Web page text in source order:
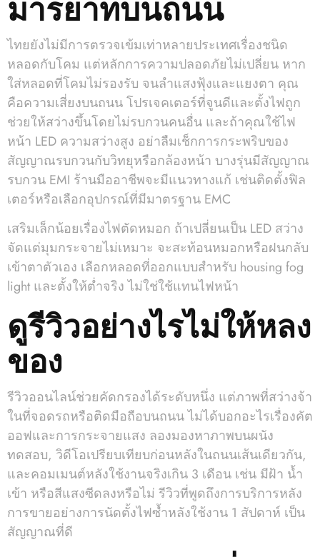
ไทยยังไม่มีการตรวจเข้มเท่าหลายประเทศเรื่องชนิด
หลอดกับโคม แต่หลักการความปลอดภัยไม่เปลี่ยน หาก
ใส่หลอดที่โคมไม่รองรับ จนลำแสงฟุ้งและแยงตา คุณ
คือความเสี่ยงบนถนน โปรเจคเตอร์ที่จูนดีและตั้งไฟถูก
ช่วยให้สว่างขึ้นโดยไม่รบกวนคนอื่น และถ้าคุณใช้ไฟ
หน้า LED ความสว่างสูง อย่าลืมเช็กการกระพริบของ
สัญญาณรบกวนกับวิทยุหรือกล้องหน้า บางรุ่นมีสัญญาณ
รบกวน EMI ร้านมืออาชีพจะมีแนวทางแก้ เช่นติดตั้งฟิล
เตอร์หรือเลือกอุปกรณ์ที่มีมาตรฐาน EMC
เสริมเล็กน้อยเรื่องไฟตัดหมอก ถ้าเปลี่ยนเป็น LED สว่าง
จัดแต่มุมกระจายไม่เหมาะ จะสะท้อนหมอกหรือฝนกลับ
เข้าตาตัวเอง เลือกหลอดที่ออกแบบสำหรับ housing fog
light และตั้งให้ต่ำจริง ไม่ใช่ใช้แทนไฟหน้า
ดูรีวิวอย่างไรไม่ให้หลง
ของ
รีวิวออนไลน์ช่วยคัดกรองได้ระดับหนึ่ง แต่ภาพที่สว่างจ้า
ในที่จอดรถหรือติดมือถือบนถนน ไม่ได้บอกอะไรเรื่องคัต
ออฟและการกระจายแสง ลองมองหาภาพบนผนัง
ทดสอบ, วิดีโอเปรียบเทียบก่อนหลังในถนนเส้นเดียวกัน,
และคอมเมนต์หลังใช้งานจริงเกิน 3 เดือน เช่น มีฝ้า น้ำ
เข้า หรือสีแสงซีดลงหรือไม่ รีวิวที่พูดถึงการบริการหลัง
การขายอย่างการนัดตั้งไฟซ้ำหลังใช้งาน 1 สัปดาห์ เป็น
สัญญาณที่ดี